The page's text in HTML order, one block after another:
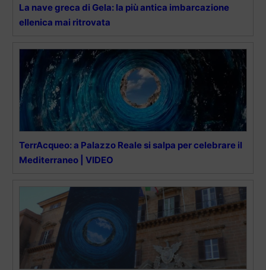
La nave greca di Gela: la più antica imbarcazione
ellenica mai ritrovata
TerrAcqueo: a Palazzo Reale si salpa per celebrare il
Mediterraneo | VIDEO